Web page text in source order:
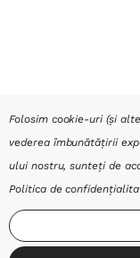
Folosim cookie-uri (și
vederea îmbunătățirii
ului nostru, sunteți de
Politica de